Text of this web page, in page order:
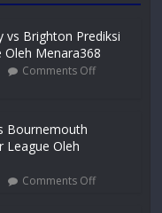
vs Brighton Prediksi
Oleh Menara368
Comments Off
Bournemouth
League Oleh
Comments Off